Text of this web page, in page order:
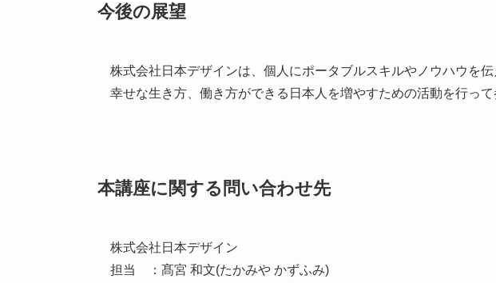
今後の展望
株式会社日本デザインは、個人にポータブルスキルやノウハウを
幸せな生き方、働き方ができる日本人を増やすための活動を行って
本講座に関する問い合わせ先
株式会社日本デザイン
担当 ：髙宮 和文(たかみや かずふみ)